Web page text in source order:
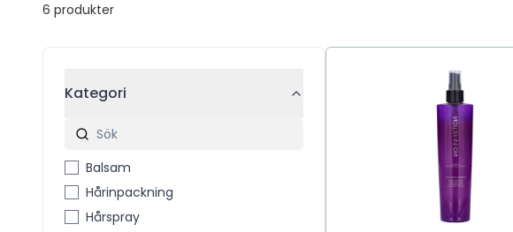
6 produkter
Kategori
Balsam
Hårinpackning
Hårspray